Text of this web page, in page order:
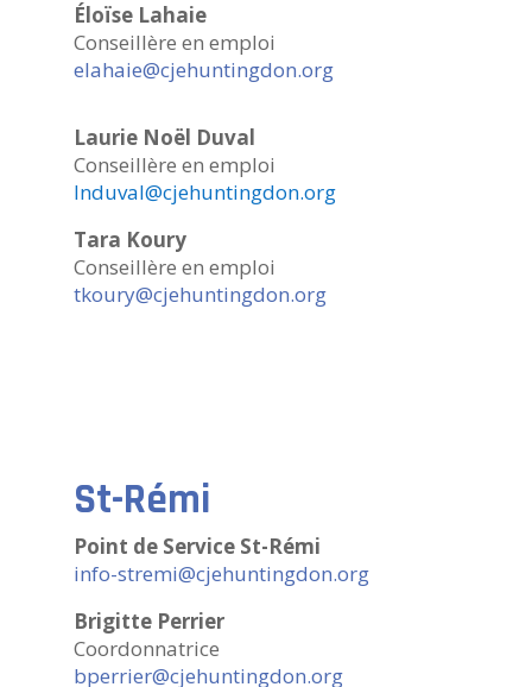
Éloïse Lahaie
Conseillère en emploi
elahaie@cjehuntingdon.org
Laurie Noël Duval
Conseillère en emploi
lnduval@cjehuntingdon.org
Tara Koury
Conseillère en emploi
tkoury@cjehuntingdon.org
St-Rémi
Point de Service St-Rémi
info-stremi@cjehuntingdon.org
Brigitte Perrier
Coordonnatrice
bperrier@cjehuntingdon.org